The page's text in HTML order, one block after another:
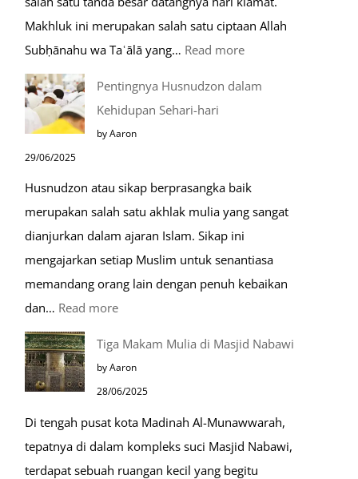
Makhluk ini merupakan salah satu ciptaan Allah
Subḥānahu wa Taʿālā yang… Read more:
Pentingnya Husnudzon dalam
Kehidupan Sehari-hari
by Aaron
29/06/2025
Husnudzon atau sikap berprasangka baik
merupakan salah satu akhlak mulia yang sangat
dianjurkan dalam ajaran Islam. Sikap ini
mengajarkan setiap Muslim untuk senantiasa
memandang orang lain dengan penuh kebaikan
dan… Read more:
Sehari-
hari
Tiga Makam Mulia di Masjid Nabawi
by Aaron
28/06/2025
Di tengah pusat kota Madinah Al-Munawwarah,
tepatnya di dalam kompleks suci Masjid Nabawi,
terdapat sebuah ruangan kecil yang begitu